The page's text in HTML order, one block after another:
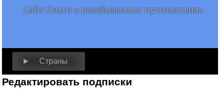
Сайт Ольги о незабываемых путешествиях
► Страны
Редактировать подписки